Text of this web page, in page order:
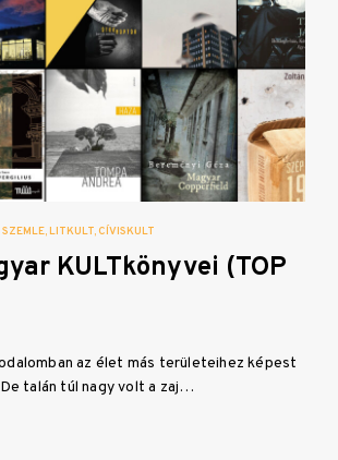
SZEMLE LITKULT CÍVISKULT
KULTkönyvei (TOP
az élet más területeihez képest
talán túl nagy volt a zaj…